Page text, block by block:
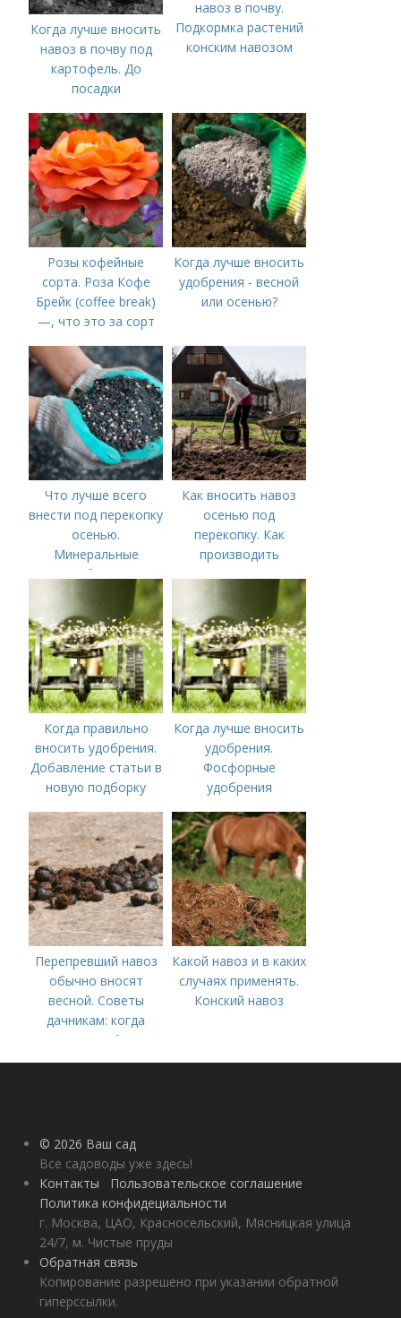
Когда лучше вносить
навоз в почву под
картофель. До
посадки
навоз в почву.
Подкормка растений
конским навозом
Розы кофейные
сорта. Роза Кофе
Брейк (coffee break)
—, что это за сорт
Когда лучше вносить
удобрения - весной
или осенью?
Что лучше всего
внести под перекопку
осенью.
Минеральные
удобрения
Как вносить навоз
осенью под
перекопку. Как
производить
Когда правильно
вносить удобрения.
Добавление статьи в
новую подборку
Когда лучше вносить
удобрения.
Фосфорные
удобрения
Перепревший навоз
обычно вносят
весной. Советы
дачникам: когда
вносить удобрение
— весной или осенью
Какой навоз и в каких
случаях применять.
Конский навоз
© 2026 Ваш сад
Все садоводы уже здесь!
Контакты
Пользовательское соглашение
Политика конфидециальности
г. Москва, ЦАО, Красносельский, Мясницкая улица
24/7, м. Чистые пруды
Обратная связь
Копирование разрешено при указании обратной
гиперссылки.